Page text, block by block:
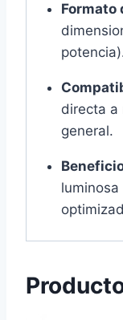
Formato
directa a
general.